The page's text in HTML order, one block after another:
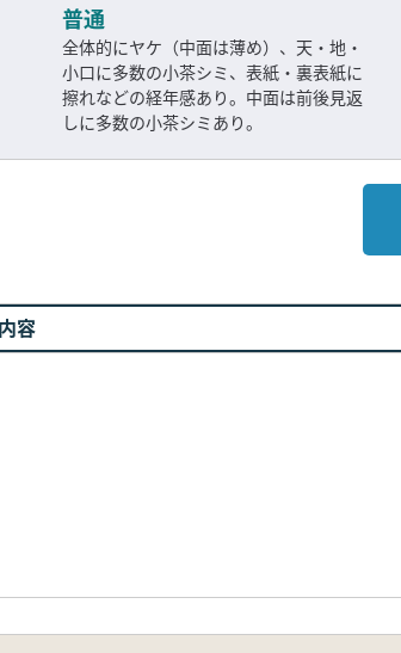
普通
全体的にヤケ（中面は薄め）、天・地・
小口に多数の小茶シミ、表紙・裏表紙に
擦れなどの経年感あり。中面は前後見返
しに多数の小茶シミあり。
内容